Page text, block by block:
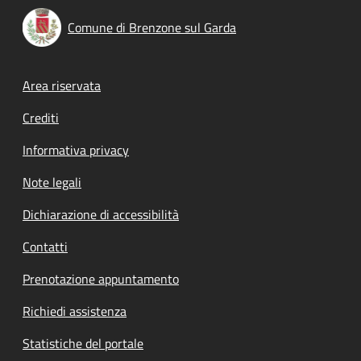
Comune di Brenzone sul Garda
Footer menu
Area riservata
Crediti
Informativa privacy
Note legali
Dichiarazione di accessibilità
Contatti
Prenotazione appuntamento
Richiedi assistenza
Statistiche del portale